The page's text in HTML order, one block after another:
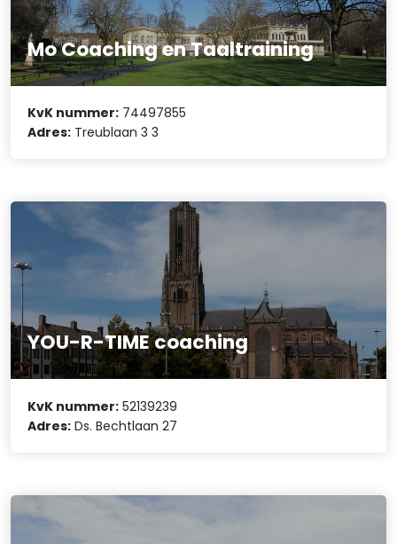
Mo Coaching en Taaltraining
KvK nummer: 74497855
Adres: Treublaan 3 3
YOU-R-TIME coaching
KvK nummer: 52139239
Adres: Ds. Bechtlaan 27